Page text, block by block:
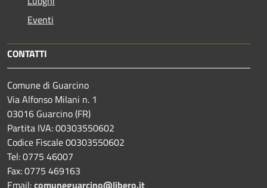
Eventi
CONTATTI
Comune di Guarcino
Via Alfonso Milani n. 1
03016 Guarcino (FR)
Partita IVA: 00303550602
Codice Fiscale 00303550602
Tel: 0775 46007
Fax: 0775 469163
Email:comuneguarcino@libero.it